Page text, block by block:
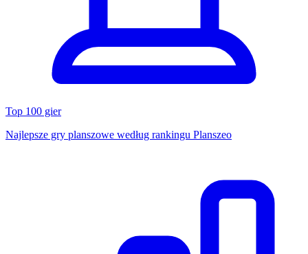
Top 100 gier
Najlepsze gry planszowe według rankingu Planszeo